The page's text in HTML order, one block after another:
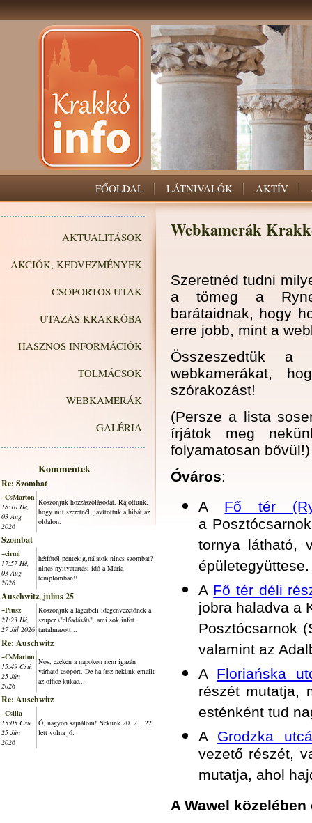
FŐOLDAL LÁTNIVALÓK AKTÍV
AKTUALITÁSOK
AKCIÓK, KEDVEZMÉNYEK
CSOPORTOS UTAK
UTAZÁS KRAKKÓBA
HASZNOS INFORMÁCIÓK
TOLMÁCSOK
WEBKAMERÁK
GALÉRIA
Kommentek
Re: Szombat
~CsMarton
18:10 Hé,
03 Aug
2026
Köszönjük hozzászólásodat. Rájöttünk,
hogy mit szeretnél, javítottuk a hibát az
oldalon.
Szombat
~cirmi
17:57 Hé,
03 Aug
2026
hétfőtől péntekig,nálatok nincs szombat?
nincs nyitvatartási idő a Mária
templomban!!
Auschwitz, július 25
~Piusz
21:23 Hé,
27 Júl 2026
Köszönjük a lágerbeli idegenvezetőnek a
szuper \"előadását\", ami sok infot
tartalmazott...
Re: Auschwitz
~CsMarton
15:49 Csü,
25 Jún
2026
Nos, ezeken a napokon nem igazán
várható csoport. De ha írsz nekünk emailt
az office kukac...
Re: Auschwitz
~Csilla
15:05 Csü,
25 Jún
2026
Ó, nagyon sajnálom! Nekünk 20. 21. 22.
lett volna jó.
Webkamerák
Szeretnéd tudni
a tömeg a
barátaidnak, hogy
erre jobb, mint a
Összeszedtük a
webkamerákat,
szórakozást!
(Persze a lista
írjátok meg
folyamatosan bővül!)
Óváros:
A Fő tér
a
tornya látható,
épületegyüttese.
A Fő tér déli
jobra haladva a
Posztócsarnok
valamint az
A Floriańska
részét mutatja,
esténként tud
A Grodzka
vezető részét,
mutatja, ahol
A Wawel